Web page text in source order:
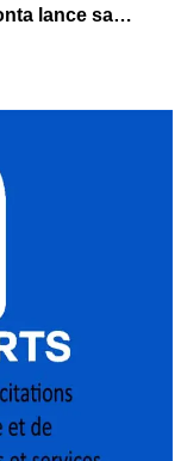
lance sa